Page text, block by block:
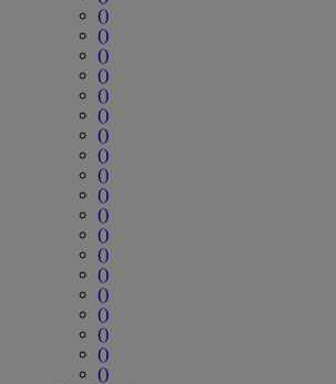
()
()
()
()
()
()
()
()
()
()
()
()
()
()
()
()
()
()
()